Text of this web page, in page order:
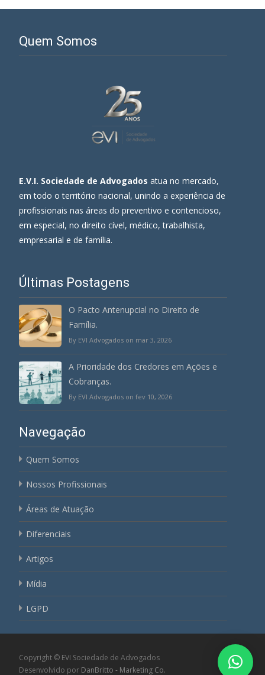
Quem Somos
E.V.I. Sociedade de Advogados atua no mercado,
em todo o território nacional, unindo a experiência de
profissionais nas áreas do preventivo e contencioso,
em especial, no direito cível, médico, trabalhista,
empresarial e de família.
Últimas Postagens
O Pacto Antenupcial no Direito de
Família.
By EVI Advogados on mar 3, 2026
A Prioridade dos Credores em Ações e
Cobranças.
By EVI Advogados on fev 10, 2026
Navegação
Quem Somos
Nossos Profissionais
Áreas de Atuação
Diferenciais
Artigos
Mídia
LGPD
Copyright © EVI Sociedade de Advogados
Desenvolvido por DanBritto - Marketing Co.